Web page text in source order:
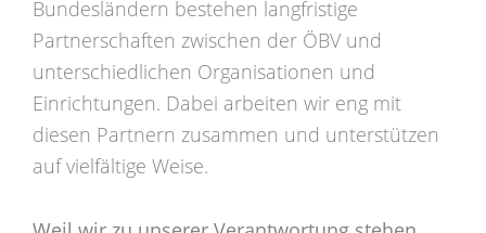
Bundesländern bestehen langfristige
Partnerschaften zwischen der ÖBV und
unterschiedlichen Organisationen und
Einrichtungen. Dabei arbeiten wir eng mit
diesen Partnern zusammen und unterstützen
auf vielfältige Weise.